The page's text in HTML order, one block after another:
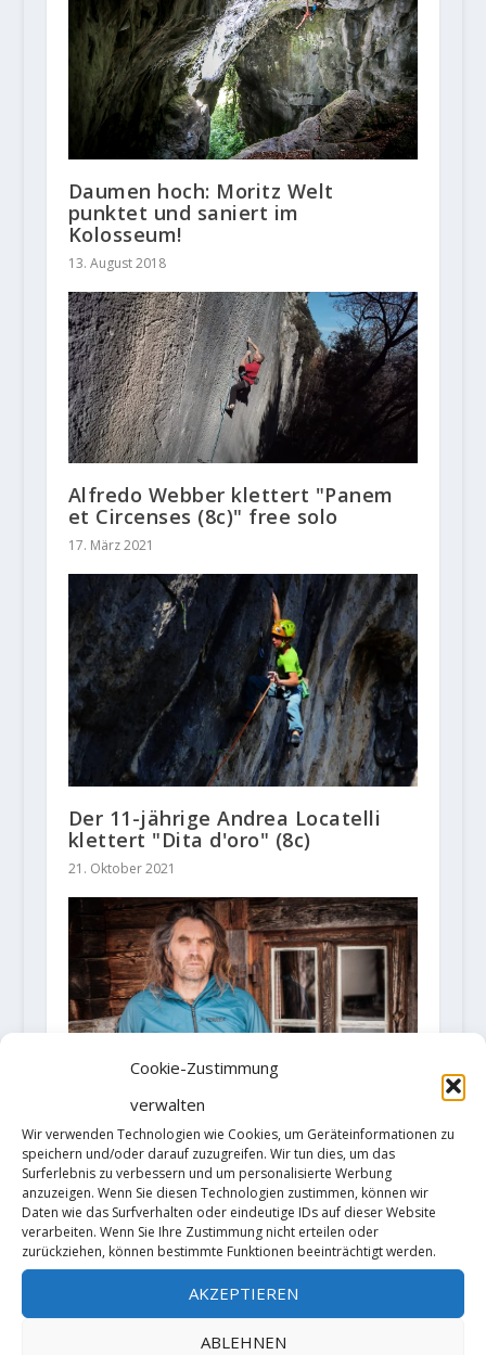
Cookie-Zustimmung
verwalten
Wir verwenden Technologien wie Cookies, um Geräteinformationen zu
speichern und/oder darauf zuzugreifen. Wir tun dies, um das
Surferlebnis zu verbessern und um personalisierte Werbung
anzuzeigen. Wenn Sie diesen Technologien zustimmen, können wir
Daten wie das Surfverhalten oder eindeutige IDs auf dieser Website
verarbeiten. Wenn Sie Ihre Zustimmung nicht erteilen oder
zurückziehen, können bestimmte Funktionen beeinträchtigt werden.
AKZEPTIEREN
ABLEHNEN
Daumen hoch: Moritz Welt
punktet und saniert im
Kolosseum!
13. August 2018
Alfredo Webber klettert "Panem
et Circenses (8c)" free solo
17. März 2021
Der 11-jährige Andrea Locatelli
klettert "Dita d'oro" (8c)
21. Oktober 2021
Beim Bayrischen Rundfunk -
Lebenlinien "Thomas, der
Huberbua"
14. Mai 2018
TRACKBACKS/PINGBACKS